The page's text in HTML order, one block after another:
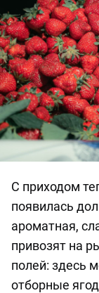
С приходом
появилась
ароматная,
привозят на
полей: здесь
отборные